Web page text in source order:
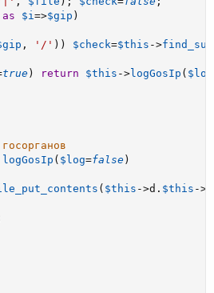
as $i=>$gip )
, '/' ) ) $check=$this ->
true ) return $this ->logGosIp ( $log
logGosIp ( $log=false )
( $this ->d . $this ->